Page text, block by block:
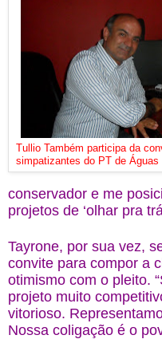
Tullio Também participa da
simpatizantes do PT de Águas
conservador e me
projetos de ‘olhar pra
Tayrone, por sua vez,
convite para compor a
otimismo com o pleito.
projeto muito
vitorioso.
Nossa coligação é o